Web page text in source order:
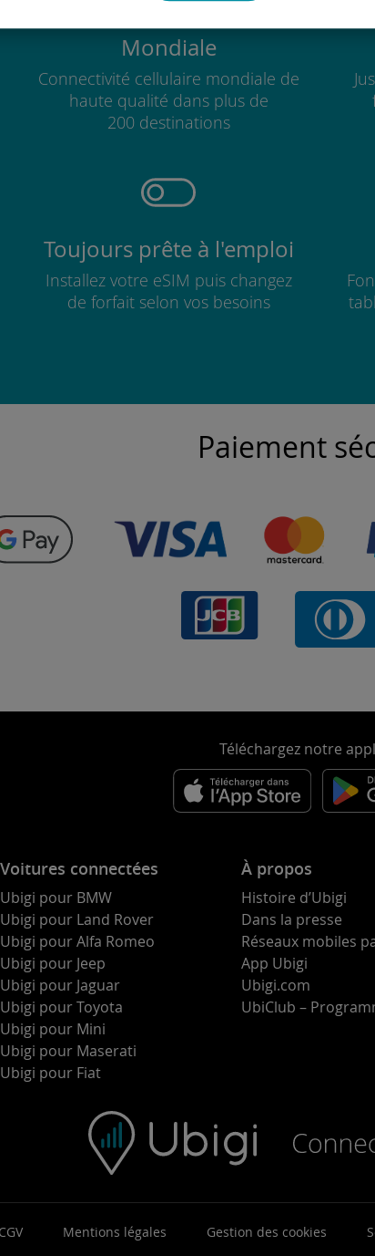
Mondiale
Connectivité cellulaire mondiale de
haute qualité dans plus de
200 destinations
Toujours prête à l'emploi
Installez votre eSIM puis changez
de forfait selon vos besoins
Paiement
Téléchargez notre
Voitures connectées
Ubigi pour BMW
Ubigi pour Land Rover
Ubigi pour Alfa Romeo
Ubigi pour Jeep
Ubigi pour Jaguar
Ubigi pour Toyota
Ubigi pour Mini
Ubigi pour Maserati
Ubigi pour Fiat
À propos
Histoire d’Ubigi
Dans la presse
Réseaux mobiles
App Ubigi
Ubigi.com
UbiClub –
CGV Mentions légales Gestion des cookies